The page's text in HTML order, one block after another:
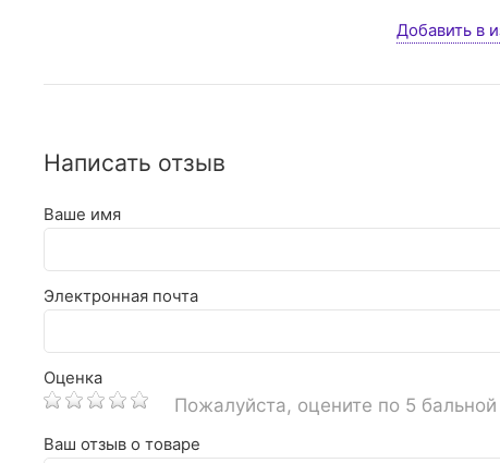
Добавить в
Написать отзыв
Ваше имя
Электронная почта
Оценка
Пожалуйста, оцените по 5
Ваш отзыв о товаре